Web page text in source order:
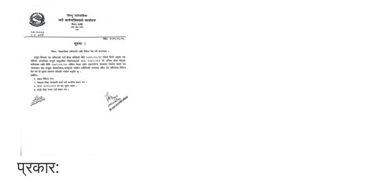
प्रकार: